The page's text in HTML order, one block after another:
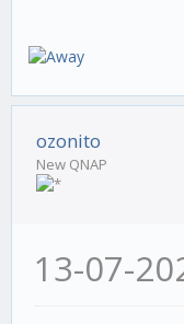
ozonito
New QNAP
13-07-